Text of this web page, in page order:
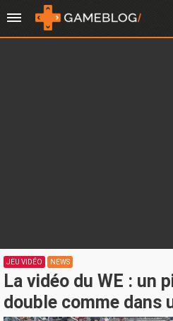
JEU VIDÉO NEWS
La vidéo du WE : un
double comme dans